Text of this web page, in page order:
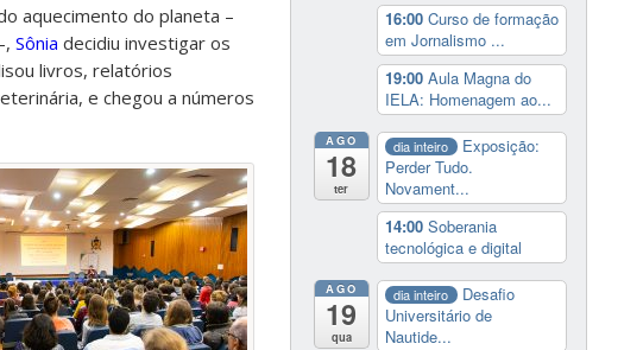
aquecimento do planeta –
Sônia decidiu investigar os
livros, relatórios
e chegou a números
16:00 Curso de formação
em Jornalismo ...
19:00 Aula Magna do
IELA: Homenagem ao...
AGO
18
ter
dia inteiro
Exposição:
Perder Tudo.
Novament...
14:00 Soberania
tecnológica e digital
AGO
19
qua
dia inteiro
Desafio
Universitário de
Nautide...